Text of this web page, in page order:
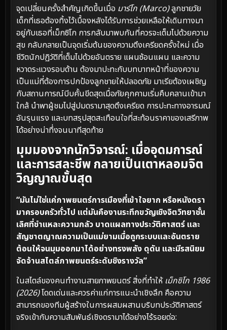
จุดเปลี่ยนครั้งสำคัญเกิดขึ้นเมื่อ มาร์โก (Marco)ลูกชายวัย
เด็กที่เธอต้องทิ้งไว้เบื้องหลังได้รับการช่วยเหลือให้เดินทางมา
อยู่กับเธอที่เม็กซิโก การกลับมาพบกันที่ควรจะเต็มไปด้วยความ
สุข กลับกลายเป็นจุดเริ่มต้นของความตึงเครียดครั้งใหม่ เมื่อ
ชีวิตนักปฏิวัติที่เต็มไปด้วยอันตราย แผนซ้อนแผน และความ
หวาดระแวงรอบด้าน ต้องมาปะทะกับบทบาทหน้าที่ของความ
เป็นแม่ที่ต้องการปกป้องลูกชายให้ปลอดภัย มาเรียต้องเผชิญ
กับสถานการณ์บีบคั้นขีดสุดเมื่อภัยคุกคามเริ่มคืบคลานเข้ามา
ใกล้ นำพาผู้ชมไปสู่ปมดรามาสุดตึงเครียด การปะทะทางอารมณ์
อันรุนแรง และบทสรุปสุดสะเทือนใจที่สะท้อนราคาของเสรีภาพ
ได้อย่างน่าทึ่งจนนาทีสุดท้าย
มุมมองจากนักวิจารณ์: เมื่ออุดมการณ์
และการสละชีพ กลายเป็นเตาหลอมจิต
วิญญาณขั้นสุด
“มันไม่ใช่แค่ภาพยนตร์การเมืองที่เข้าใจยาก หรือหนังดรา
มาครอบครัวทั่วไป แต่มันคืองานระทึกขวัญเชิงจิตวิทยาชั้น
เลิศที่ชำแหละความกลัว บาดแผลทางประวัติศาสตร์ และ
สัญชาตญาณความเป็นแม่ยามเมื่อถูกระบบและอันตราย
ต้อนให้จนมุมออกมาได้อย่างทรงพลัง ดุดัน และมีรสนิยม
จัดจ้านสไตล์ภาพยนตร์ระดับชิงรางวัล”
ในสไตล์ของคนทำงานสายภาพยนตร์ สิ่งที่ทำให้ เม็กซิโก 1986
(2026)โดดเด่นและควรค่าแก่การแนะนำเชิงลึก คือความ
สามารถของทีมผู้สร้างในการผสมผสานบริบทประวัติศาสตร์
จริงเข้ากับความสัมพันธ์เชิงดรามาได้อย่างไร้รอยต่อ: